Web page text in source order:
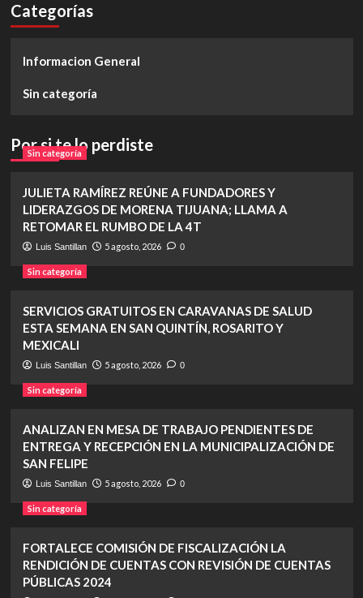
Categorías
Informacion General
Sin categoría
Por si te lo perdiste
Sin categoría
JULIETA RAMÍREZ REÚNE A FUNDADORES Y
LIDERAZGOS DE MORENA TIJUANA; LLAMA A
RETOMAR EL RUMBO DE LA 4T
Luis Santillan 5 agosto, 2026 0
Sin categoría
SERVICIOS GRATUITOS EN CARAVANAS DE SALUD
ESTA SEMANA EN SAN QUINTÍN, ROSARITO Y
MEXICALI
Luis Santillan 5 agosto, 2026 0
Sin categoría
ANALIZAN EN MESA DE TRABAJO PENDIENTES DE
ENTREGA Y RECEPCIÓN EN LA MUNICIPALIZACIÓN DE
SAN FELIPE
Luis Santillan 5 agosto, 2026 0
Sin categoría
FORTALECE COMISIÓN DE FISCALIZACIÓN LA
RENDICIÓN DE CUENTAS CON REVISIÓN DE CUENTAS
PÚBLICAS 2024